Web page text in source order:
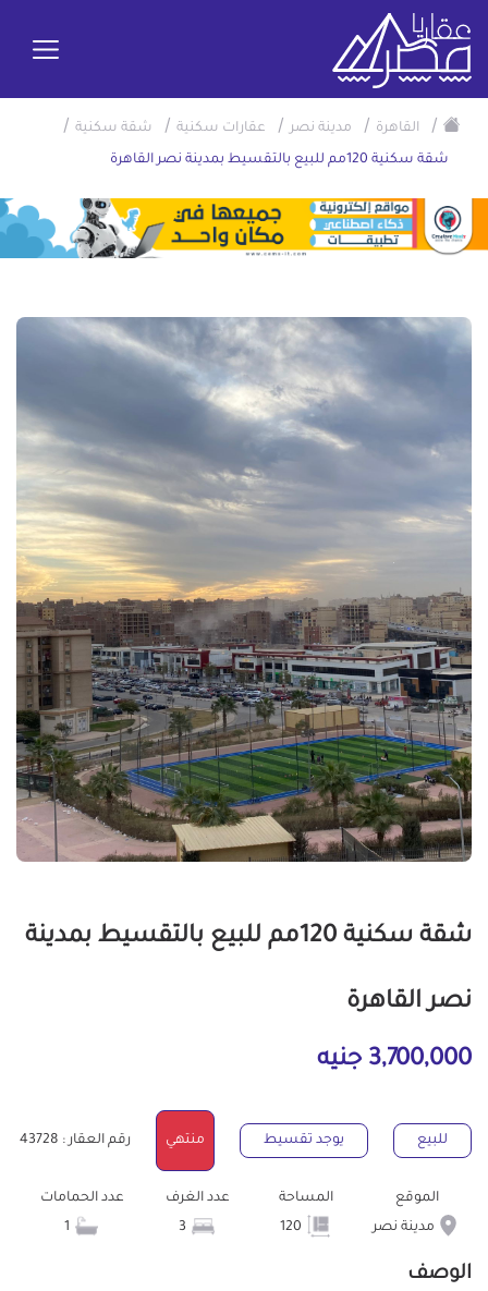
/ القاهرة / مدينة نصر / عقارات سكنية / شقة سكنية /
شقة سكنية 120مم للبيع بالتقسيط بمدينة نصر القاهرة
شقة سكنية 120مم للبيع بالتقسيط بمدينة
نصر القاهرة
3,700,000 جنيه
للبيع يوجد تقسيط منتهي رقم العقار : 43728
الموقع
مدينة نصر
المساحة
عدد الغرف
عدد الحمامات
الوصف